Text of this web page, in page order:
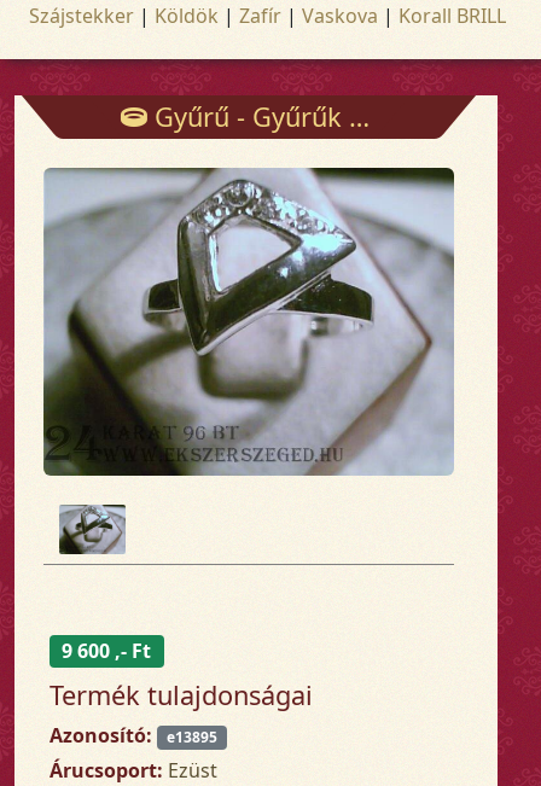
Szájstekker | Köldök | Zafír | Vaskova | Korall BRILL
Gyűrű - Gyűrűk - Arany és ezüst ékszerek
9 600 ,- Ft
Termék tulajdonságai
Azonosító: e13895
Árucsoport: Ezüst